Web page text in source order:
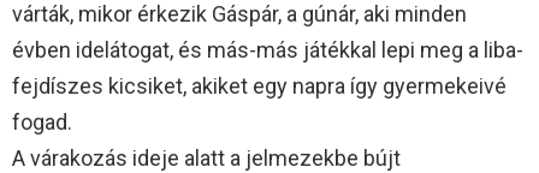
várták, mikor érkezik Gáspár, a gúnár, aki minden
évben idelátogat, és más-más játékkal lepi meg a liba-
fejdíszes kicsiket, akiket egy napra így gyermekeivé
fogad.
A várakozás ideje alatt a jelmezekbe bújt